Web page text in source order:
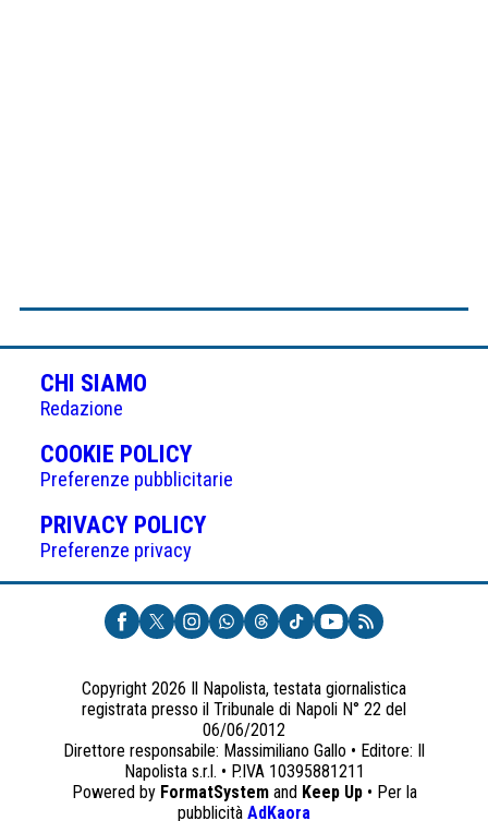
CHI SIAMO
Redazione
COOKIE POLICY(APRE
IN
UNA
NUOVA
Preferenze pubblicitarie
PRIVACY POLICY(APRE
UNA
NUOVA
SCHEDA)
Preferenze privacy
Copyright 2026 Il Napolista, testata giornalistica
registrata presso il Tribunale di Napoli N° 22 del
06/06/2012
Direttore responsabile: Massimiliano Gallo • Editore: Il
Napolista s.r.l. • P.IVA 10395881211
Powered by FormatSystemand Keep Up• Per la
pubblicità AdKaora